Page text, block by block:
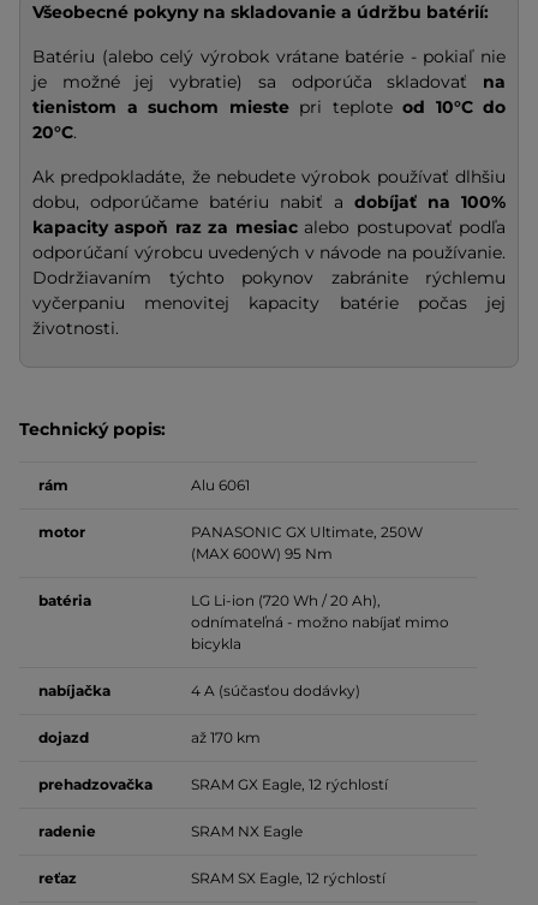
Všeobecné pokyny na skladovanie a údržbu batérií:
Batériu (alebo celý výrobok vrátane batérie - pokiaľ nie
je možné jej vybratie) sa odporúča skladovať na
tienistom a suchom miestepri teplote od 10°C do
20°C.
Ak predpokladáte, že nebudete výrobok používať dlhšiu
dobu, odporúčame batériu nabiť a dobíjať na 100%
kapacity aspoň raz za mesiacalebo postupovať podľa
odporúčaní výrobcu uvedených v návode na používanie.
Dodržiavaním týchto pokynov zabránite rýchlemu
vyčerpaniu menovitej kapacity batérie počas jej
životnosti.
Technický popis:
rám Alu 6061
motor
PANASONIC GX Ultimate, 250W
(MAX 600W) 95 Nm
batéria
LG Li-ion (720 Wh / 20 Ah),
odnímateľná - možno nabíjať mimo
bicykla
nabíjačka 4 A (súčasťou dodávky)
dojazd až 170 km
prehadzovačka SRAM GX Eagle, 12 rýchlostí
radenie SRAM NX Eagle
reťaz SRAM SX Eagle, 12 rýchlostí